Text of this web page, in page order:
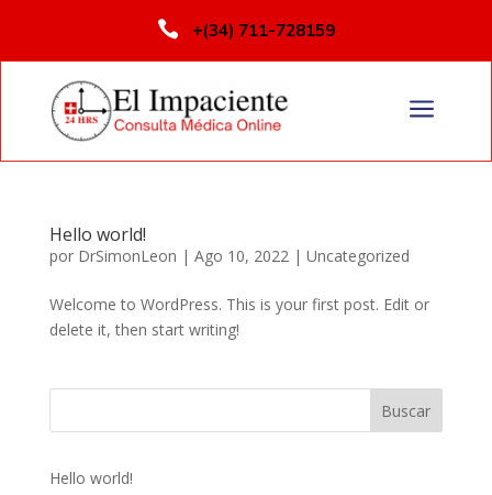
 +(34) 711-728159
a
Hello world!
por DrSimonLeon | Ago 10, 2022| Uncategorized
Welcome to WordPress. This is your first post. Edit or
delete it, then start writing!
Buscar
Hello world!